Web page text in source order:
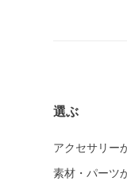
選ぶ
アクセサリー
素材・パーツ